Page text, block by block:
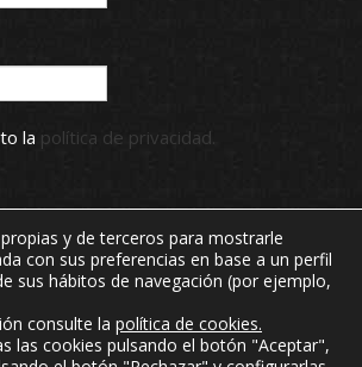
la política de privacidad.
Real Aero Club de León. Todos los
derechos reservados.
y de terceros para mostrarle
con sus preferencias en base a un perfil
sus hábitos de navegación (por ejemplo,
consulte la política de cookies.
las cookies pulsando el botón "Aceptar",